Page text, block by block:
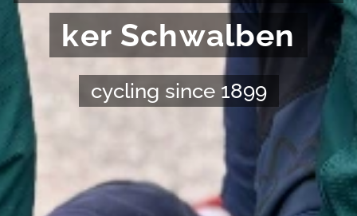
ker Schwalben
cycling since 1899